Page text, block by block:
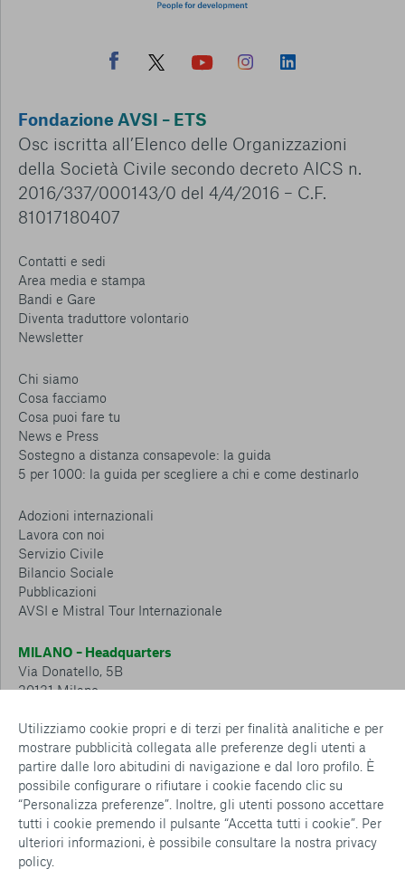
Utilizziamo cookie propri e di terzi per finalità analitiche e per
mostrare pubblicità collegata alle preferenze degli utenti a
partire dalle loro abitudini di navigazione e dal loro profilo. È
possibile configurare o rifiutare i cookie facendo clic su
“Personalizza preferenze”. Inoltre, gli utenti possono accettare
tutti i cookie premendo il pulsante “Accetta tutti i cookie”. Per
ulteriori informazioni, è possibile consultare la nostra privacy
policy.
Fondazione AVSI – ETS
Osc iscritta all’Elenco delle Organizzazioni
della Società Civile secondo decreto AICS n.
2016/337/000143/0 del 4/4/2016 – C.F.
81017180407
Contatti e sedi
Area media e stampa
Bandi e Gare
Diventa traduttore volontario
Newsletter
Chi siamo
Cosa facciamo
Cosa puoi fare tu
News e Press
Sostegno a distanza consapevole: la guida
5 per 1000: la guida per scegliere a chi e come destinarlo
Adozioni internazionali
Lavora con noi
Servizio Civile
Bilancio Sociale
Pubblicazioni
AVSI e Mistral Tour Internazionale
MILANO – Headquarters
Via Donatello, 5B
20131 Milano
CESENA – Sostegno a distanza
Via Padre Vicinio da Sarsina, 216
47521 Cesena
Tel.: 0547 360 811
Detrazioni e deduzioni fiscali sulle donazioni: cosa sapere e
come usufruirne